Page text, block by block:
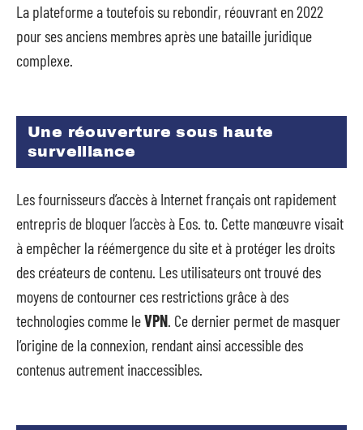
La plateforme a toutefois su rebondir, réouvrant en 2022
pour ses anciens membres après une bataille juridique
complexe.
Une réouverture sous haute
surveillance
Les fournisseurs d’accès à Internet français ont rapidement
entrepris de bloquer l’accès à Eos. to. Cette manœuvre visait
à empêcher la réémergence du site et à protéger les droits
des créateurs de contenu. Les utilisateurs ont trouvé des
moyens de contourner ces restrictions grâce à des
technologies comme leVPN . Ce dernier permet de masquer
l’origine de la connexion, rendant ainsi accessible des
contenus autrement inaccessibles.